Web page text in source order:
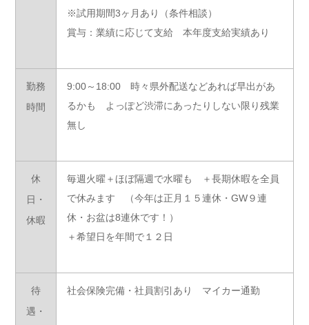
※試用期間3ヶ月あり（条件相談）
賞与：業績に応じて支給 本年度支給実績あり
勤務
時間
9:00～18:00 時々県外配送などあれば早出があ
るかも よっぽど渋滞にあったりしない限り残業
無し
休
日・
休暇
毎週火曜＋ほぼ隔週で水曜も ＋長期休暇を全員
で休みます （今年は正月１５連休・GW９連
休・お盆は8連休です！）
＋希望日を年間で１２日
待
遇・
社会保険完備・社員割引あり マイカー通勤